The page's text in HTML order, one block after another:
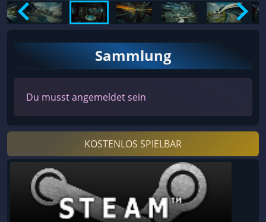
Sammlung
Du musst angemeldet sein
KOSTENLOS SPIELBAR